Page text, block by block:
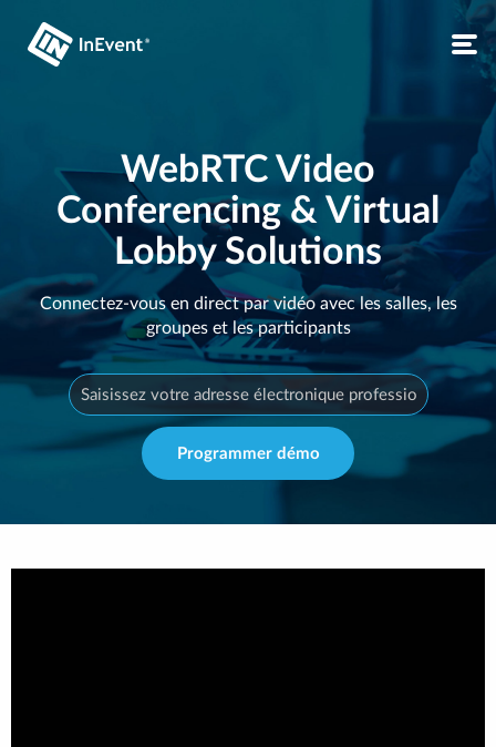
WebRTC Video
Conferencing & Virtual
Lobby Solutions
Connectez-vous en direct par vidéo avec les salles, les
groupes et les participants
Programmer démo